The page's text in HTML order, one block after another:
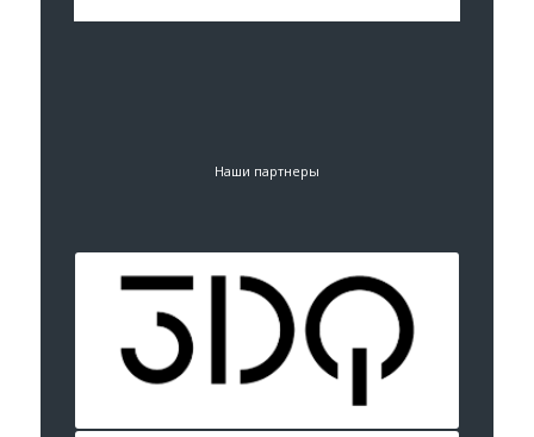
Наши партнеры